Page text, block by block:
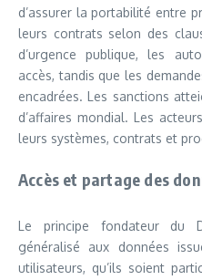
d’assurer la portabilité entre
leurs contrats selon des
d’urgence publique, les
accès, tandis que les
encadrées. Les sanctions
d’affaires mondial. Les
leurs systèmes, contrats et
Accès et partage des
Le principe fondateur du
généralisé aux données
utilisateurs, qu’ils soient